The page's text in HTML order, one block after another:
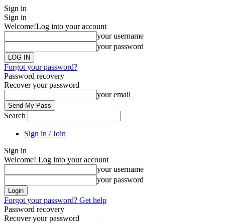
Sign in
Sign in
Welcome!Log into your account
your username
your password
Forgot your password?
Password recovery
Recover your password
your email
Search
Sign in / Join
Sign in
Welcome! Log into your account
your username
your password
Forgot your password? Get help
Password recovery
Recover your password